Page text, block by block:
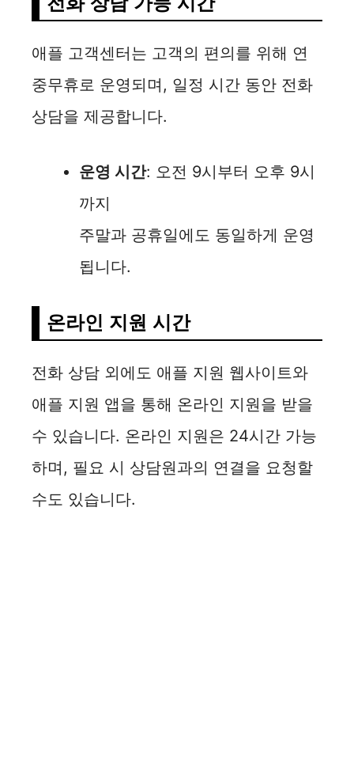
애플 고객센터는 고객의 편의를 위해 연
중무휴로 운영되며, 일정 시간 동안 전화
상담을 제공합니다.
운영 시간: 오전 9시부터 오후 9시
까지
주말과 공휴일에도 동일하게 운영
됩니다.
온라인 지원 시간
전화 상담 외에도 애플 지원 웹사이트와
애플 지원 앱을 통해 온라인 지원을 받을
수 있습니다. 온라인 지원은 24시간 가능
하며, 필요 시 상담원과의 연결을 요청할
수도 있습니다.